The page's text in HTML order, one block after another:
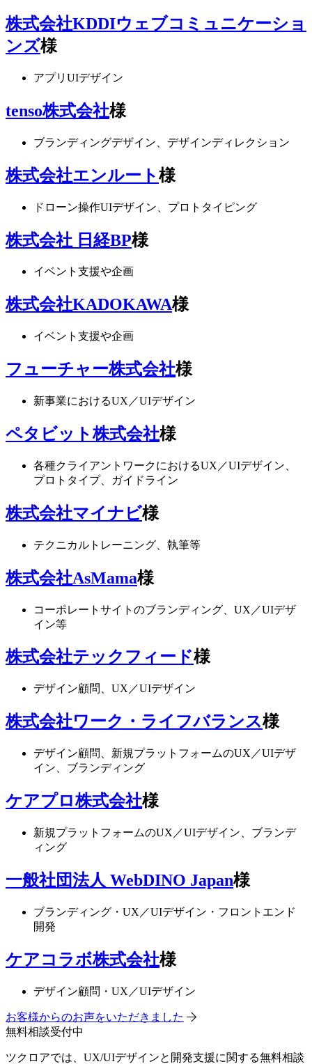
株式会社KDDIウェブコミュニケーショ
ンズ様
アプリUIデザイン
tenso株式会社様
ブランディングデザイン、デザインディレクション
株式会社エンルート様
ドローン操作UIデザイン、プロトタイピング
株式会社 日経BP様
イベント支援や企画
株式会社KADOKAWA様
イベント支援や企画
フューチャー株式会社様
新事業におけるUX／UIデザイン
ペタビット株式会社様
各種クライアントワークにおけるUX／UIデザイン、
プロトタイプ、ガイドライン
株式会社マイナビ様
テクニカルトレーニング、執筆等
株式会社AsMama様
コーポレートサイトのブランディング、UX／UIデザ
イン等
株式会社テックフィード様
デザイン顧問、UX／UIデザイン
株式会社ワーク・ライフバランス様
デザイン顧問、新規プラットフォームのUX／UIデザ
イン、ブランディング
ケアプロ株式会社様
新規プラットフォームのUX／UIデザイン、ブランデ
ィング
一般社団法人 WebDINO Japan様
ブランディング・UX／UIデザイン・フロントエンド
開発
ケアコラボ株式会社様
デザイン顧問・UX／UIデザイン
お客様からのお声をいただきました
無料相談受付中
ツクロアでは、UX/UIデザインと開発支援に関する無料相談